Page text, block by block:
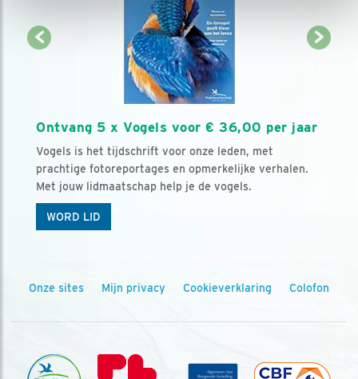
Ontvang 5 x Vogels voor € 36,00 per jaar
Vogels is het tijdschrift voor onze leden, met
prachtige fotoreportages en opmerkelijke verhalen.
Met jouw lidmaatschap help je de vogels.
WORD LID
Onze sites Mijn privacy Cookieverklaring Colofon